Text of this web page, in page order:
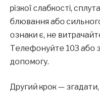
різкої слабкості,
блювання або
ознаки є, не
Телефонуйте 103 або
допомогу.
Другий крок —